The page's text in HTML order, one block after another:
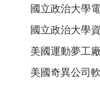
國立政治大學
國立政治大學
美國運動夢工
美國奇異公司